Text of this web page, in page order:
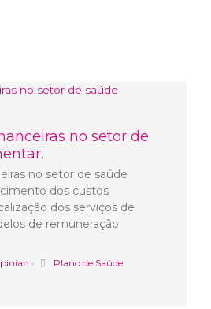
no setor de
no setor de saúde
dos custos
dos serviços de
de remuneração
• Plano de Saúde